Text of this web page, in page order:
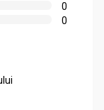
0
0